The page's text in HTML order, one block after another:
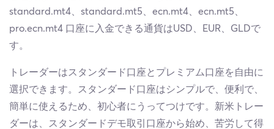
standard.mt4、standard.mt5、ecn.mt4、ecn.mt5、
pro.ecn.mt4 口座に入金できる通貨はUSD、EUR、GLDで
す。
トレーダーはスタンダード口座とプレミアム口座を自由に
選択できます。スタンダード口座はシンプルで、便利で、
簡単に使えるため、初心者にうってつけです。新米トレー
ダーは、スタンダードデモ取引口座から始め、苦労して得